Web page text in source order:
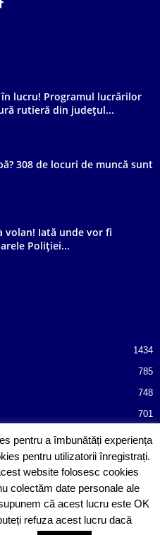
lucru! Programul lucrărilor
rutieră din județul...
308 de locuri de muncă sunt
volan! Iată unde vor fi
Poliției...
1434
785
748
701
487
366
pentru a îmbunătăți experiența
pentru utilizatorii înregistrați.
website folosesc cookies
colectăm date personale ale
că acest lucru este OK
refuza acest lucru dacă